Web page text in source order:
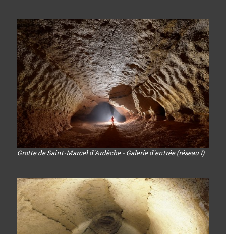
Grotte de Saint-Marcel d'Ardèche - Galerie d'entrée (réseau I)